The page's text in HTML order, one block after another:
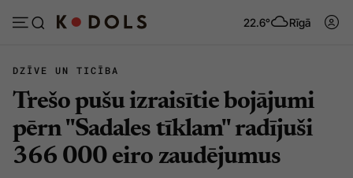
22.6° Rīgā
Abonēt Pieslēgties
Ziņas Tēmas
DZĪVE UN TICĪBA
Trešo pušu izraisītie bojājumi
pērn "Sadales tīklam" radījuši
366 000 eiro zaudējumus